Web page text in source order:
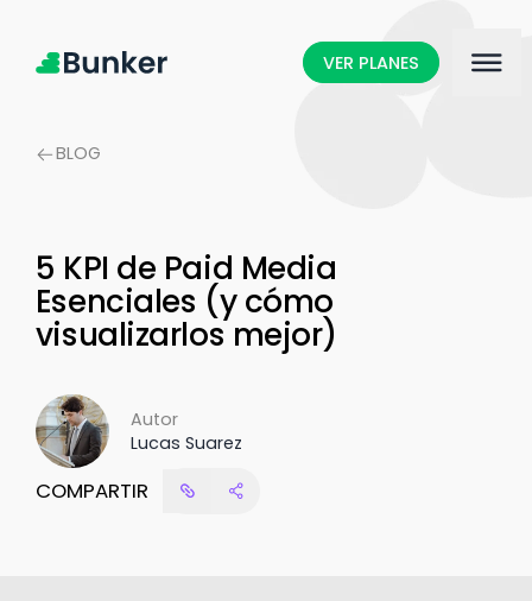
VER PLANES
BLOG
5 KPI de Paid Media
Esenciales (y cómo
visualizarlos mejor)
Autor
Lucas Suarez
COMPARTIR